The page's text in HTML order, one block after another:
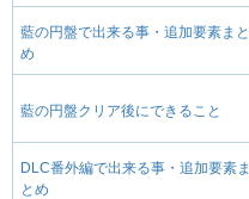
藍の円盤で出来る事・追加要素まと
め
藍の円盤クリア後にできること
DLC番外編で出来る事・追加要素ま
とめ